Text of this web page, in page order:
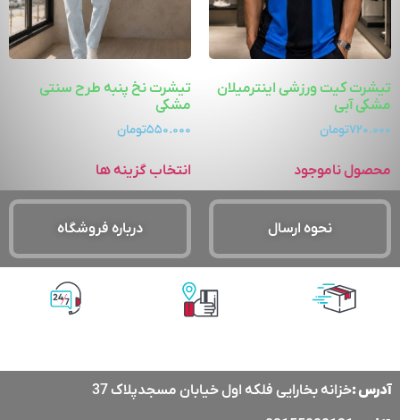
تیشرت کیت ورزشی اینترمیلان
مشکی آبی
۷۲۰.۰۰۰تومان
محصول ناموجود
تیشرت نخ پنبه طرح سنتی
مشکی
۵۵۰.۰۰۰تومان
انتخاب گزینه ها
نحوه ارسال درباره فروشگاه
آدرس :خزانه بخارایی فلکه اول خیابان مسجدپلاک 37